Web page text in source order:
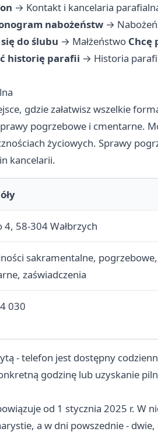
→ Kontakt i kancelaria
nabożeństw →
do ślubu → Małżeństwo Chcę
historię parafii → Historia
gdzie załatwisz wszelkie
pogrzebowe i cmentarne.
życiowych. Sprawy
kancelarii.
4, 58-304 Wałbrzych
sakramentalne, pogrzebowe,
zaświadczenia
030
- telefon jest dostępny
godzinę lub uzyskanie
od 1 stycznia 2025 r. W
a w dni powszednie -